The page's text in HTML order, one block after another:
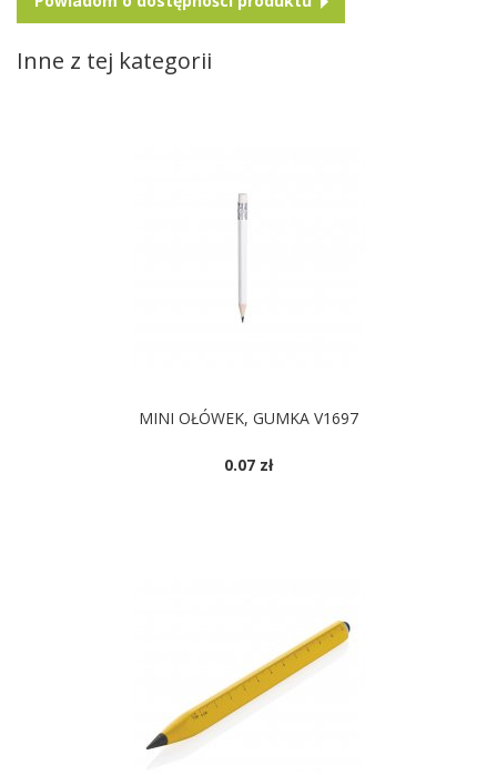
Inne z tej kategorii
MINI OŁÓWEK, GUMKA V1697
0.07 zł